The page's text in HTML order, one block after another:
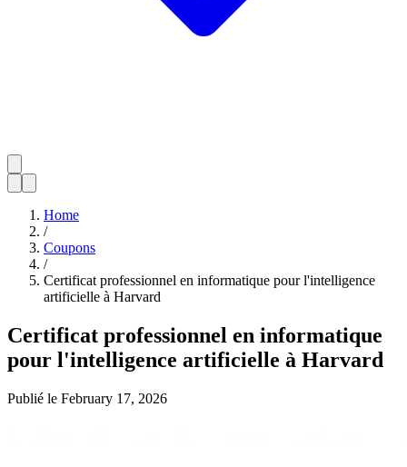
Home
/
Coupons
/
Certificat professionnel en informatique pour l'intelligence
artificielle à Harvard
Certificat professionnel en informatique
pour l'intelligence artificielle à Harvard
Publié le February 17, 2026